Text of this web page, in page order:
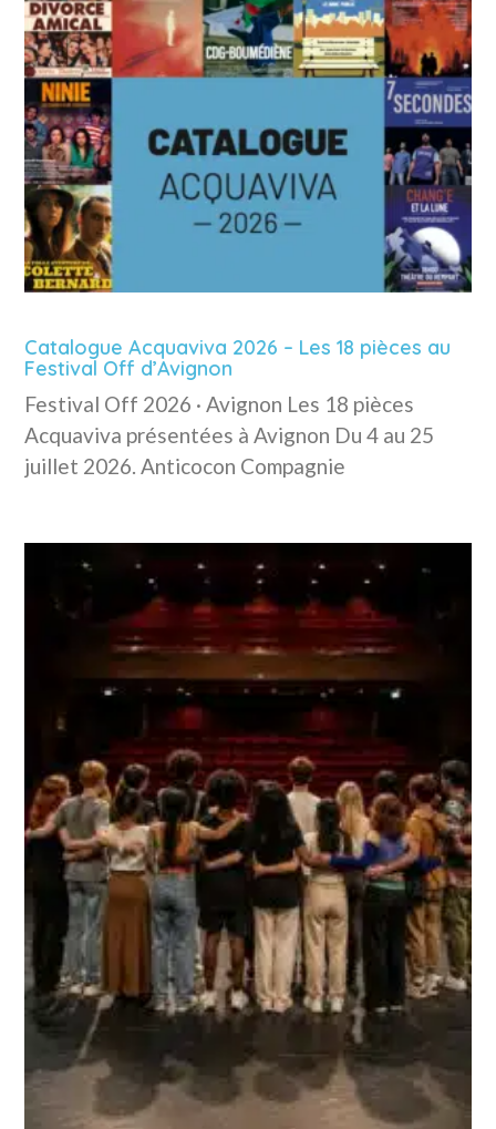
Catalogue Acquaviva 2026 – Les 18 pièces au
Festival Off d’Avignon
Festival Off 2026 · Avignon Les 18 pièces
Acquaviva présentées à Avignon Du 4 au 25
juillet 2026. Anticocon Compagnie